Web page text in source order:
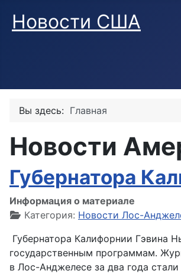
Новости США
Вы здесь: Главная
Новости
Губернатора
Информация о материале
Категория: Новости Лос-
Губернатора Калифорнии Гэвина
государственным программам.
в Лос-Анджелесе за два года